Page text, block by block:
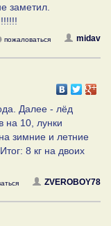
заметил.
midav
пожаловаться
Далее - лёд
на 10, лунки
зимние и летние
8 кг на двоих
ZVEROBOY78